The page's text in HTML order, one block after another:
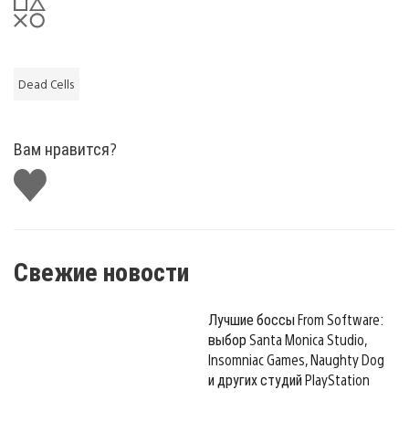
Dead Cells
Вам нравится?
Поставить
лайк
Свежие новости
Лучшие боссы From Software:
выбор Santa Monica Studio,
Insomniac Games, Naughty Dog
и других студий PlayStation